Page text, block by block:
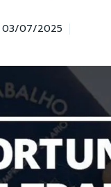
03/07/2025